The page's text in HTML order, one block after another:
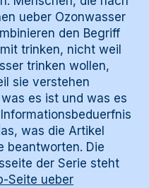
ueber Ozonwasser
den Begriff
trinken, nicht weil
trinken wollen,
sie verstehen
es ist und was es
was die Artikel
beantworten. Die
der Serie steht
Seite ueber